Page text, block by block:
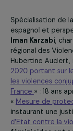
un casier
enfant et
déposées…Les
aides
suffisamment
prise en charge
l’Etat.
Margaux Soares
pour
d’autres